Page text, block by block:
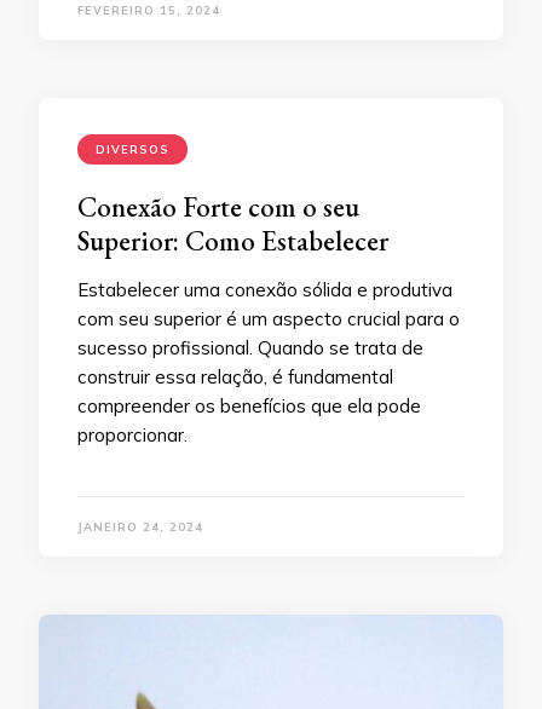
FEVEREIRO 15, 2024
DIVERSOS
Conexão Forte com o seu
Superior: Como Estabelecer
Estabelecer uma conexão sólida e produtiva
com seu superior é um aspecto crucial para o
sucesso profissional. Quando se trata de
construir essa relação, é fundamental
compreender os benefícios que ela pode
proporcionar.
JANEIRO 24, 2024